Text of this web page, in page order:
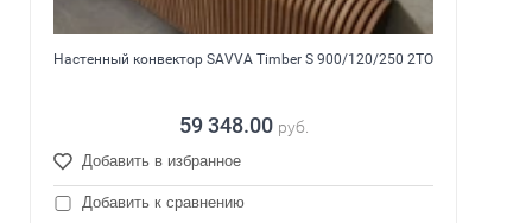
Настенный конвектор SAVVA Timber S 900/120/250 2ТО
59 348.00 руб.
Добавить в избранное
Добавить к сравнению